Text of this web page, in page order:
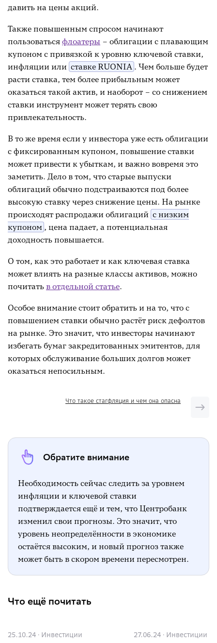
давить на цены акций.
Также повышенным спросом начинают
пользоваться флоатеры – облигации с плавающим
купоном с привязкой к уровню ключевой ставки,
инфляции или ставке RUONIA . Чем больше будет
расти ставка, тем более прибыльным может
оказаться такой актив, и наоборот – со снижением
ставки инструмент может терять свою
привлекательность.
В то же время если у инвестора уже есть облигации
с фиксированным купоном, повышение ставки
может привести к убыткам, и важно вовремя это
заметить. Дело в том, что старые выпуски
облигаций обычно подстраиваются под более
высокую ставку через снижение цены. На рынке
происходят распродажи облигаций с низким
купоном , цена падает, а потенциальная
доходность повышается.
О том, как это работает и как ключевая ставка
может влиять на разные классы активов, можно
почитать в отдельной статье.
Особое внимание стоит обратить и на то, что с
повышением ставки обычно растёт риск дефолтов
на рынке. Это значит, что инвесторы начинают
избегать бумаг закредитованных эмитентов, для
которых обслуживание больших долгов может
оказаться непосильным.
Что такое стагфляция и чем она опасна
Обратите внимание
Необходимость сейчас следить за уровнем
инфляции и ключевой ставки
подтверждается ещё и тем, что Центробанк
изменил свои прогнозы. Это значит, что
уровень неопределённости в экономике
остаётся высоким, и новый прогноз также
может быть в скором времени пересмотрен.
Что ещё почитать
25.10.24 · Инвестиции 27.06.24 · Инвестиции